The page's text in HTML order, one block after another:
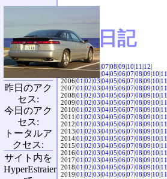
SVX日記
2004|04|05|06|07|08|09|10|11|12|
|04|05|06|07|08|09|10|11
2006|01|02|03|04|05|06|07|08|09|10|11
2007|01|02|03|04|05|06|07|08|09|10|11
2008|01|02|03|04|05|06|07|08|09|10|11
2009|01|02|03|04|05|06|07|08|09|10|11
2010|01|02|03|04|05|06|07|08|09|10|11
2011|01|02|03|04|05|06|07|08|09|10|11
2012|01|02|03|04|05|06|07|08|09|10|11
2013|01|02|03|04|05|06|07|08|09|10|11
2014|01|02|03|04|05|06|07|08|09|10|11
2015|01|02|03|04|05|06|07|08|09|10|11
2016|01|02|03|04|05|06|07|08|09|10|11
2017|01|02|03|04|05|06|07|08|09|10|11
2018|01|02|03|04|05|06|07|08|09|10|11
2019|01|02|03|04|05|06|07|08|09|10|11
昨日のアク
セス:
今日のアク
セス:
トータルア
クセス:
サイト内を
HyperEstraier